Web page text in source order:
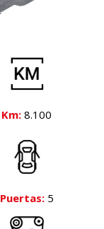
Km: 8.100
Puertas:5